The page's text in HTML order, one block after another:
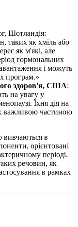
Шотландія:
таких як хміль або
як м'які, але
гормональних
і можуть
програм.»
здоров'я, США:
на увагу у
Їхня дія на
важливою частиною
вивчаються в
орієнтовані
періоді.
речовин, як
в рамках